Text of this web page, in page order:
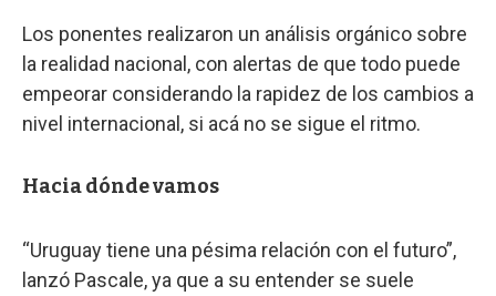
Los ponentes realizaron un análisis orgánico sobre
la realidad nacional, con alertas de que todo puede
empeorar considerando la rapidez de los cambios a
nivel internacional, si acá no se sigue el ritmo.
Hacia dónde vamos
“Uruguay tiene una pésima relación con el futuro”,
lanzó Pascale, ya que a su entender se suele